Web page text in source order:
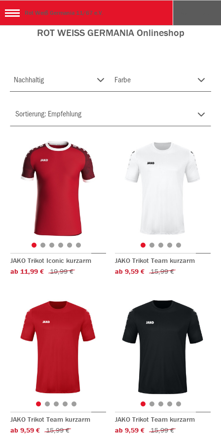
Rot Weiß Germania 11/67 e.V.
ROT WEISS GERMANIA Onlineshop
Nachhaltig Farbe
JAKO Trikot Iconic kurzarm
ab 11,99 €
19,99 €
JAKO Trikot Team kurzarm
ab 9,59 €
15,99 €
JAKO Trikot Team kurzarm
ab 9,59 €
15,99 €
JAKO Trikot Team kurzarm
ab 9,59 €
15,99 €